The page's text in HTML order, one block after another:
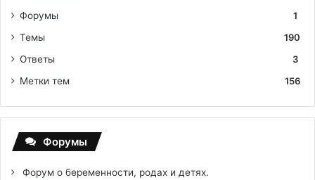
Форумы
1
Темы
190
Ответы
3
Метки тем
156
Форумы
Форум о беременности, родах и детях.